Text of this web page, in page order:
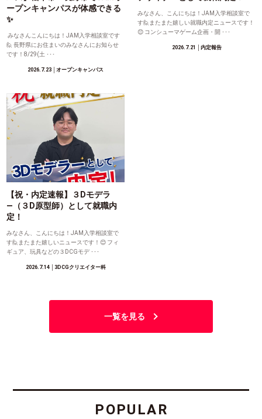
ープンキャンパスが体感できる
✨
みなさんこんにちは！JAM入学相談室です
🙋 長野県にお住まいのみなさんにお知らせ
です！8/29(土 ･･･
2026.7.23 │オープンキャンパス
みなさん、こんにちは！JAM入学相談室で
す🙋またまた嬉しい就職内定ニュースです！
😊 コンシューマゲーム企画・開 ･･･
2026.7.21 │内定報告
【祝・内定速報】３Dモデラ
―（３D原型師）として就職内
定！
みなさん、こんにちは！JAM入学相談室で
す🙋またまた嬉しいニュースです！😊 フィ
ギュア、玩具などの３DCGモデ ･･･
2026.7.14│3DCGクリエイター科
一覧を見る
POPULAR